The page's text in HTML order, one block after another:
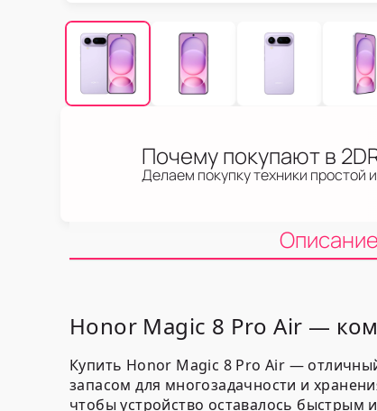
Почему покупают в
Делаем покупку техники простой
Описание
Honor Magic 8 Pro Air —
Купить Honor Magic 8 Pro Air —
запасом для многозадачности и
чтобы устройство оставалось